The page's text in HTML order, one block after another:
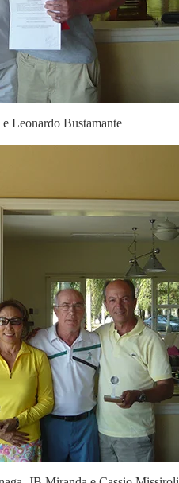
Leonardo Bustamante